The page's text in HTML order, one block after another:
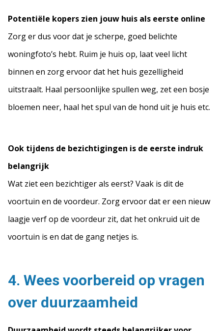
Potentiële kopers zien jouw huis als eerste online
Zorg er dus voor dat je scherpe, goed belichte
woningfoto’s hebt. Ruim je huis op, laat veel licht
binnen en zorg ervoor dat het huis gezelligheid
uitstraalt. Haal persoonlijke spullen weg, zet een bosje
bloemen neer, haal het spul van de hond uit je huis etc.
Ook tijdens de bezichtigingen is de eerste indruk
belangrijk
Wat ziet een bezichtiger als eerst? Vaak is dit de
voortuin en de voordeur. Zorg ervoor dat er een nieuw
laagje verf op de voordeur zit, dat het onkruid uit de
voortuin is en dat de gang netjes is.
4. Wees voorbereid op vragen
over duurzaamheid